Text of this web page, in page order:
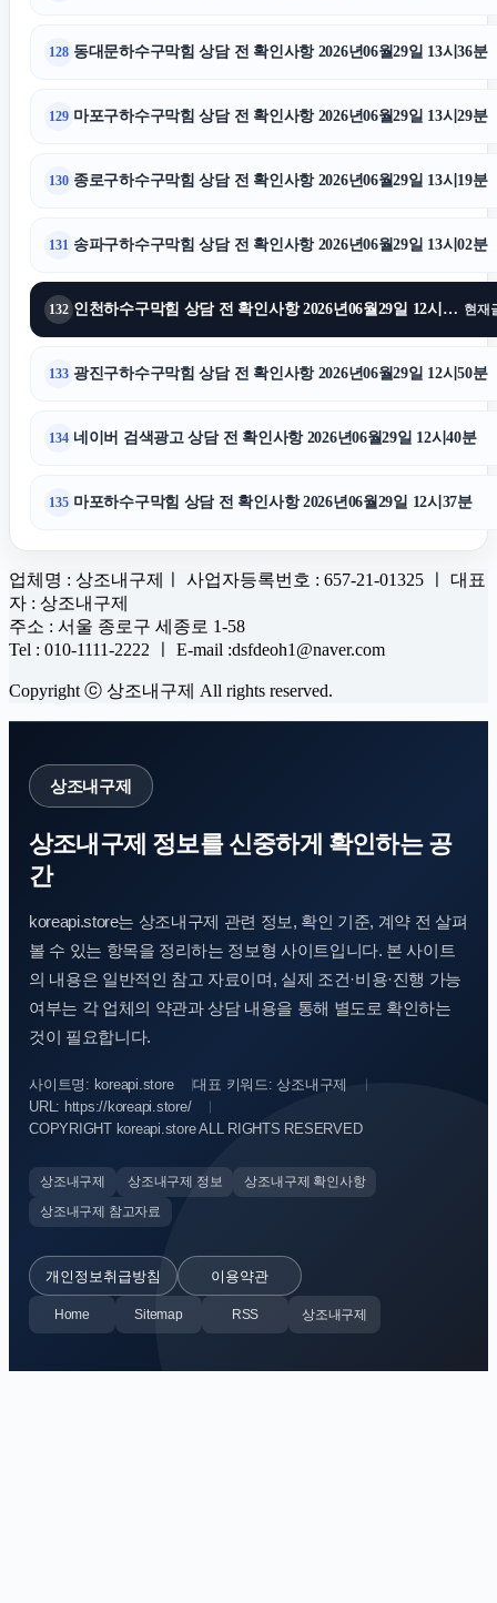
128 동대문하수구막힘 상담 전 확인사항 2026년06월29일 13시36분
129 마포구하수구막힘 상담 전 확인사항 2026년06월29일 13시29분
130 종로구하수구막힘 상담 전 확인사항 2026년06월29일 13시19분
131 송파구하수구막힘 상담 전 확인사항 2026년06월29일 13시02분
132 인천하수구막힘 상담 전 확인사항 2026년06월29일 12시58분 현재
133 광진구하수구막힘 상담 전 확인사항 2026년06월29일 12시50분
134 네이버 검색광고 상담 전 확인사항 2026년06월29일 12시40분
135 마포하수구막힘 상담 전 확인사항 2026년06월29일 12시37분
업체명 : 상조내구제ㅣ 사업자등록번호 : 657-21-01325 ㅣ 대표
자 : 상조내구제
주소 : 서울 종로구 세종로 1-58
Tel : 010-1111-2222 ㅣ E-mail :dsfdeoh1@naver.com
Copyright ⓒ 상조내구제 All rights reserved.
상조내구제
상조내구제 정보를 신중하게 확인하는 공
간
koreapi.store는 상조내구제 관련 정보, 확인 기준, 계약 전 살펴
볼 수 있는 항목을 정리하는 정보형 사이트입니다. 본 사이트
의 내용은 일반적인 참고 자료이며, 실제 조건·비용·진행 가능
여부는 각 업체의 약관과 상담 내용을 통해 별도로 확인하는
것이 필요합니다.
사이트명: koreapi.store
대표 키워드: 상조내구제
URL: https://koreapi.store/
COPYRIGHT koreapi.store ALL RIGHTS RESERVED
상조내구제 상조내구제 정보
상조내구제 확인사항
상조내구제 참고자료
개인정보취급방침 이용약관
Home Sitemap RSS 상조내구제